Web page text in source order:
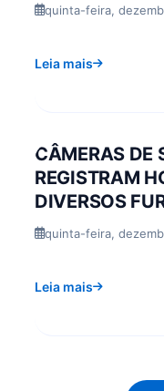
quinta-feira,
Leia mais
CÂMERAS DE
REGISTRAM
DIVERSOS
quinta-feira,
Leia mais